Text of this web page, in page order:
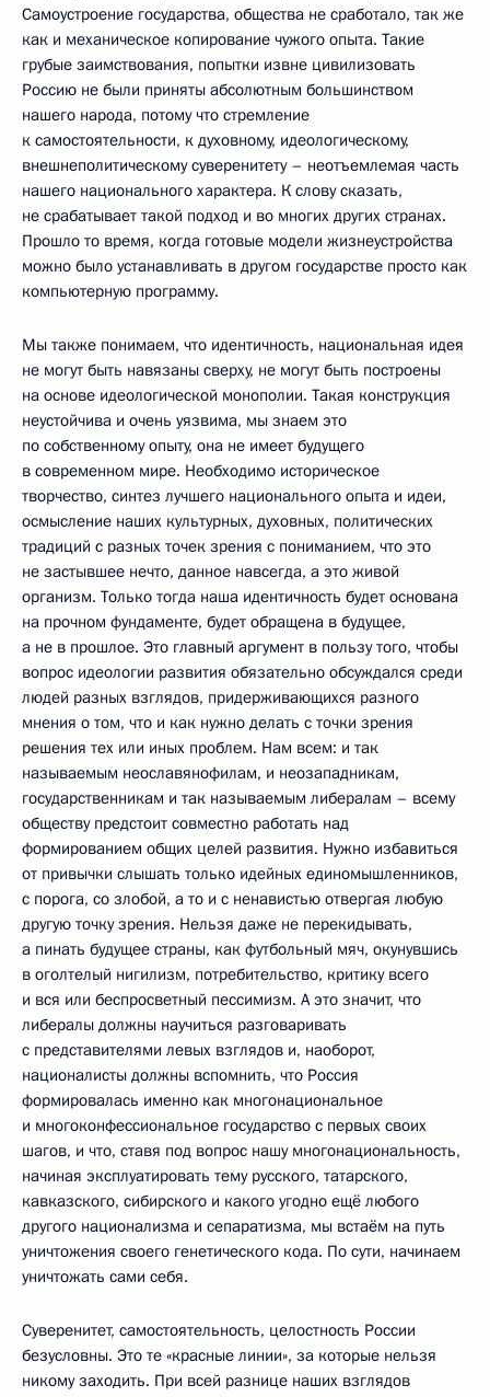
Самоустроение государства, общества не сработало, так же
как и механическое копирование чужого опыта. Такие
грубые заимствования, попытки извне цивилизовать
Россию не были приняты абсолютным большинством
нашего народа, потому что стремление
к самостоятельности, к духовному, идеологическому,
внешнеполитическому суверенитету – неотъемлемая часть
нашего национального характера. К слову сказать,
не срабатывает такой подход и во многих других странах.
Прошло то время, когда готовые модели жизнеустройства
можно было устанавливать в другом государстве просто как
компьютерную программу.
Мы также понимаем, что идентичность, национальная идея
не могут быть навязаны сверху, не могут быть построены
на основе идеологической монополии. Такая конструкция
неустойчива и очень уязвима, мы знаем это
по собственному опыту, она не имеет будущего
в современном мире. Необходимо историческое
творчество, синтез лучшего национального опыта и идеи,
осмысление наших культурных, духовных, политических
традиций с разных точек зрения с пониманием, что это
не застывшее нечто, данное навсегда, а это живой
организм. Только тогда наша идентичность будет основана
на прочном фундаменте, будет обращена в будущее,
а не в прошлое. Это главный аргумент в пользу того, чтобы
вопрос идеологии развития обязательно обсуждался среди
людей разных взглядов, придерживающихся разного
мнения о том, что и как нужно делать с точки зрения
решения тех или иных проблем. Нам всем: и так
называемым неославянофилам, и неозападникам,
государственникам и так называемым либералам – всему
обществу предстоит совместно работать над
формированием общих целей развития. Нужно избавиться
от привычки слышать только идейных единомышленников,
с порога, со злобой, а то и с ненавистью отвергая любую
другую точку зрения. Нельзя даже не перекидывать,
а пинать будущее страны, как футбольный мяч, окунувшись
в оголтелый нигилизм, потребительство, критику всего
и вся или беспросветный пессимизм. А это значит, что
либералы должны научиться разговаривать
с представителями левых взглядов и, наоборот,
националисты должны вспомнить, что Россия
формировалась именно как многонациональное
и многоконфессиональное государство с первых своих
шагов, и что, ставя под вопрос нашу многонациональность,
начиная эксплуатировать тему русского, татарского,
кавказского, сибирского и какого угодно ещё любого
другого национализма и сепаратизма, мы встаём на путь
уничтожения своего генетического кода. По сути, начинаем
уничтожать сами себя.
Суверенитет, самостоятельность, целостность России
безусловны. Это те «красные линии», за которые нельзя
никому заходить. При всей разнице наших взглядов